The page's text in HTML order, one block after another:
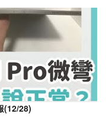
(12/28)